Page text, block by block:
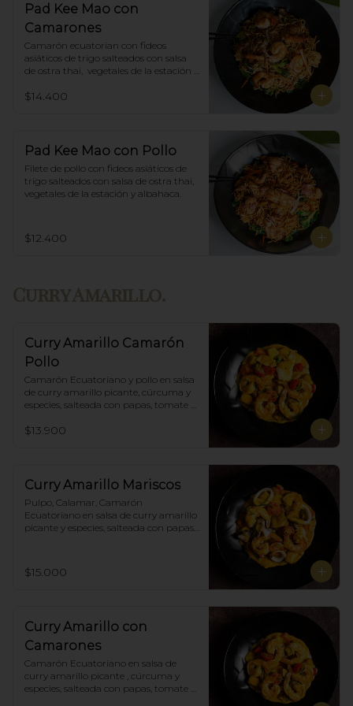
Pad Kee Mao con
Camarones
Camarón ecuatorian con fideos
asiáticos de trigo salteados con salsa
de ostra thai,  vegetales de la estación y
$14.400
Pad Kee Mao con Pollo
Filete de pollo con fideos asiáticos de
trigo salteados con salsa de ostra thai,
vegetales de la estación y albahaca.
$12.400
Curry Amarillo.
Curry Amarillo Camarón
Pollo
Camarón Ecuatoriano y pollo en salsa
de curry amarillo picante, cúrcuma y
especies, salteada con papas, tomate
arroz blanco.
$13.900
Curry Amarillo Mariscos
Pulpo, Calamar, Camarón
Ecuatoriano en salsa de curry amarillo
picante y especies, salteada con papas,
$15.000
Curry Amarillo con
Camarones
Camarón Ecuatoriano en salsa de
curry amarillo picante , cúrcuma y
especies, salteada con papas, tomate